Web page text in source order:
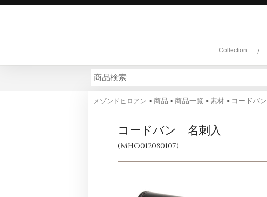
Collection /
メゾンドヒロアン > 商品 > 商品一覧 > 素材 > コードバン
コードバン 名刺入
(MHO012080107)